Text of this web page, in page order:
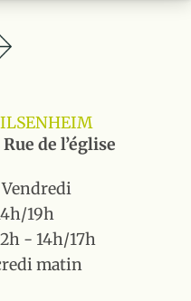
de l’église
19h
- 14h/17h
matin